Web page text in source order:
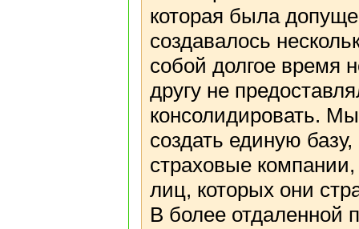
которая была
создавалось
собой долгое время
другу не
консолидировать.
создать единую
страховые
лиц, которых они
В более отдаленной